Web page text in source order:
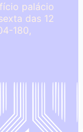
palácio
das 12
180,